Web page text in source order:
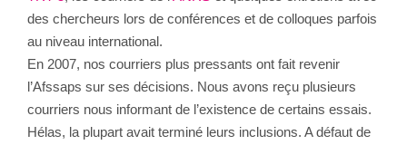
des chercheurs lors de conférences et de colloques parfois
au niveau international.
En 2007, nos courriers plus pressants ont fait revenir
l’Afssaps sur ses décisions. Nous avons reçu plusieurs
courriers nous informant de l’existence de certains essais.
Hélas, la plupart avait terminé leurs inclusions. A défaut de